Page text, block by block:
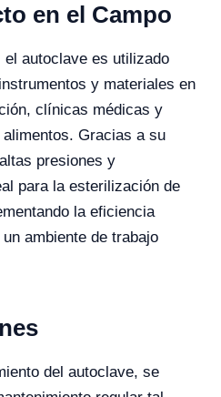
en el Campo
autoclave es utilizado
y materiales en
clínicas médicas y
Gracias a su
presiones y
para la esterilización de
la eficiencia
ambiente de trabajo
del autoclave, se